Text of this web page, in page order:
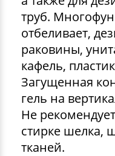
труб.
отбеливает,
раковины,
кафель,
Загущенная
гель на
Не
стирке шелка,
тканей.